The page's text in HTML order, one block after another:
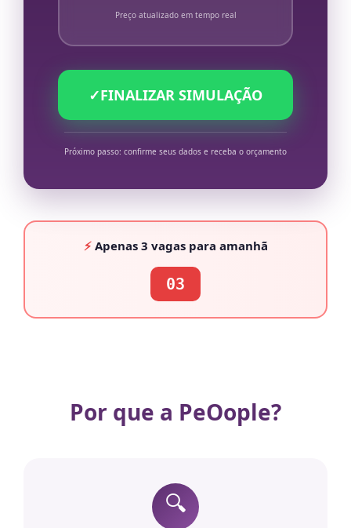
Preço atualizado em tempo real
✓FINALIZAR SIMULAÇÃO
Próximo passo: confirme seus dados e receba o orçamento
⚡Apenas 3 vagaspara amanhã
03
Por que a PeOople?
🔍